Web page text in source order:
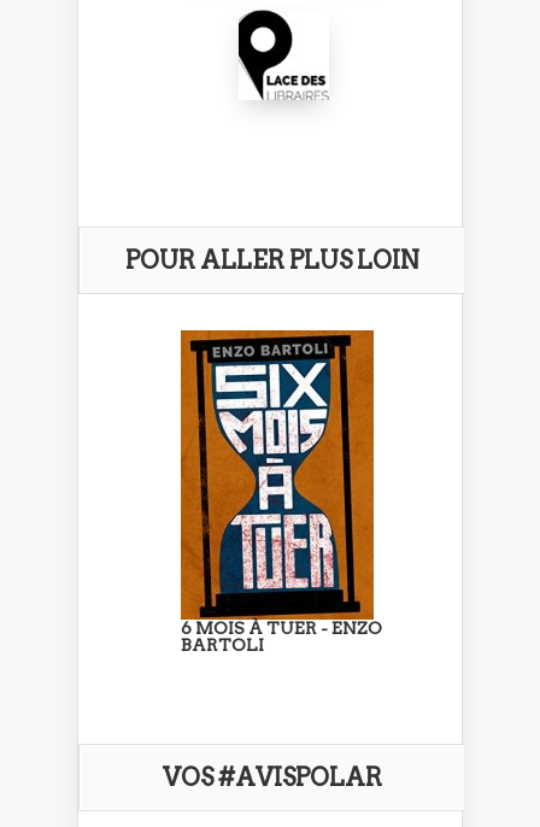
POUR ALLER PLUS LOIN
6 MOIS À TUER - ENZO
BARTOLI
VOS #AVISPOLAR